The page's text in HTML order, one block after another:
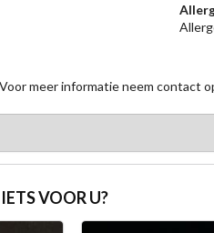
meer informatie neem contact
VOOR U?